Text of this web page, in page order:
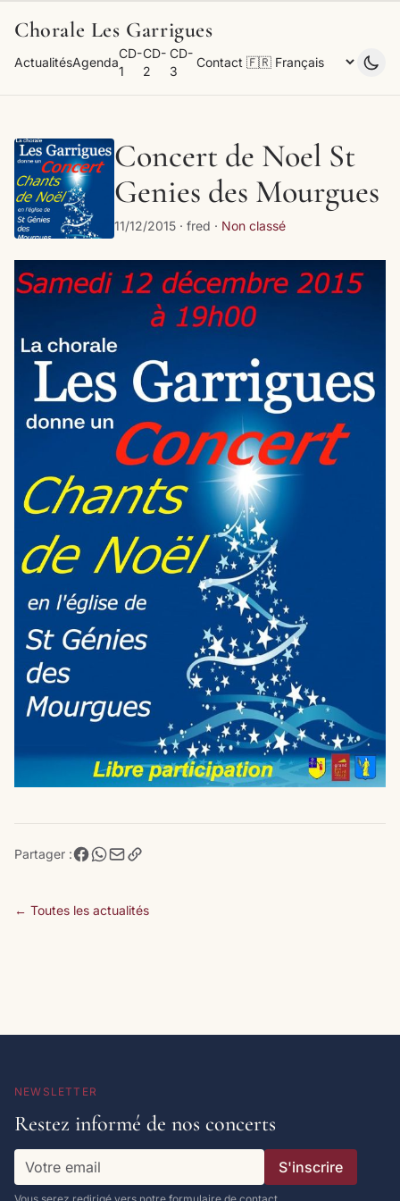
Chorale Les Garrigues
ActualitésAgenda
CD-
1
CD-
2
CD-
3
Contact
Concert de Noel St
Genies des Mourgues
11/12/2015 · fred · Non classé
Partager :
← Toutes les actualités
NEWSLETTER
Restez informé de nos concerts
S'inscrire